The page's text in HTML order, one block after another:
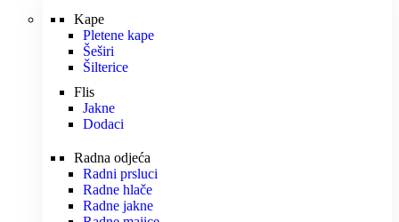
Kape
Pletene kape
Šeširi
Šilterice
Flis
Jakne
Dodaci
Radna odjeća
Radni prsluci
Radne hlače
Radne jakne